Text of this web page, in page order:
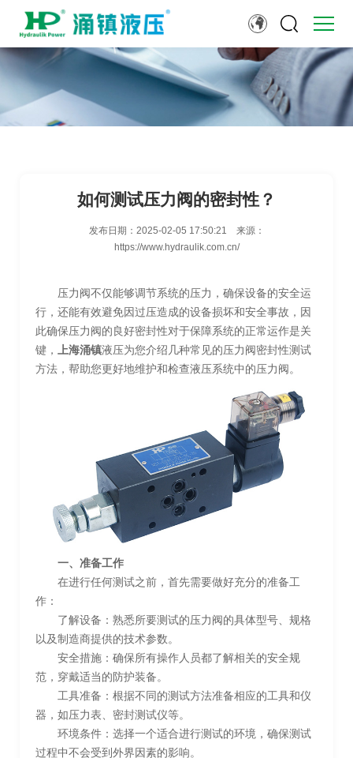
如何测试压力阀的密封性？
发布日期： 2025-02-05 17:50:21
来源：
https://www.hydraulik.com.cn/
压力阀不仅能够调节系统的压力，确保设备的安全运
行，还能有效避免因过压造成的设备损坏和安全事故，因
此确保压力阀的良好密封性对于保障系统的正常运作是关
键，
上海涌镇液压为您介绍几种常见的压力阀密封性测试
方法，帮助您更好地维护和检查液压系统中的压力阀。
一、准备工作
在进行任何测试之前，首先需要做好充分的准备工
作：
了解设备：熟悉所要测试的压力阀的具体型号、规格
以及制造商提供的技术参数。
安全措施：确保所有操作人员都了解相关的安全规
范，穿戴适当的防护装备。
工具准备：根据不同的测试方法准备相应的工具和仪
器，如压力表、密封测试仪等。
环境条件：选择一个适合进行测试的环境，确保测试
过程中不会受到外界因素的影响。